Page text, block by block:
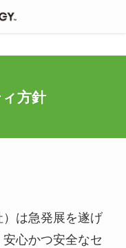
方針
は急発展を遂げ
心かつ安全なセ